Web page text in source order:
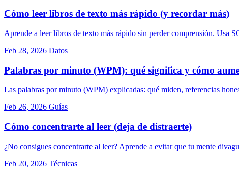
Cómo leer libros de texto más rápido (y recordar más)
Aprende a leer libros de texto más rápido sin perder comprensión. Usa
Feb 28, 2026 Datos
Palabras por minuto (WPM): qué significa y cómo
Las palabras por minuto (WPM) explicadas: qué miden, referencias
Feb 26, 2026 Guías
Cómo concentrarte al leer (deja de distraerte)
¿No consigues concentrarte al leer? Aprende a evitar que tu mente
Feb 20, 2026 Técnicas